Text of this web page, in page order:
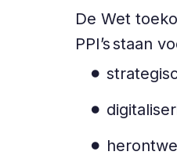
De Wet
PPI’s staan